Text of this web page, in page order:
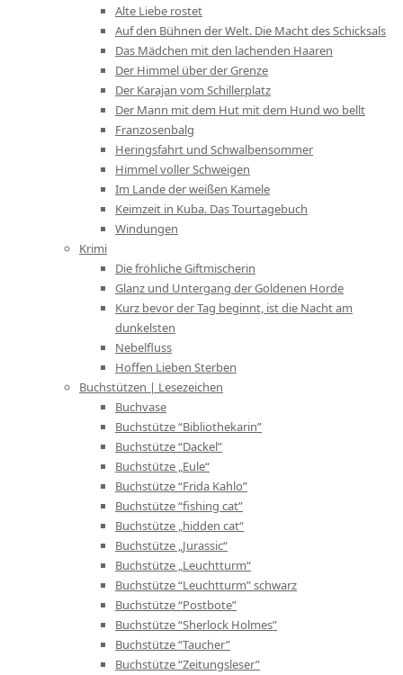
Alte Liebe rostet
Auf den Bühnen der Welt. Die Macht des Schicksals
Das Mädchen mit den lachenden Haaren
Der Himmel über der Grenze
Der Karajan vom Schillerplatz
Der Mann mit dem Hut mit dem Hund wo bellt
Franzosenbalg
Heringsfahrt und Schwalbensommer
Himmel voller Schweigen
Im Lande der weißen Kamele
Keimzeit in Kuba. Das Tourtagebuch
Windungen
Krimi
Die fröhliche Giftmischerin
Glanz und Untergang der Goldenen Horde
Kurz bevor der Tag beginnt, ist die Nacht am
dunkelsten
Nebelfluss
Hoffen Lieben Sterben
Buchstützen | Lesezeichen
Buchvase
Buchstütze “Bibliothekarin”
Buchstütze “Dackel”
Buchstütze „Eule“
Buchstütze “Frida Kahlo”
Buchstütze “fishing cat”
Buchstütze „hidden cat“
Buchstütze „Jurassic“
Buchstütze „Leuchtturm“
Buchstütze “Leuchtturm” schwarz
Buchstütze “Postbote”
Buchstütze “Sherlock Holmes”
Buchstütze “Taucher”
Buchstütze “Zeitungsleser”